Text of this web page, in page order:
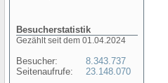
Besucherstatistik
Gezählt seit dem 01.04.2024
Besucher:
Seitenaufrufe:
8.343.737
23.148.070